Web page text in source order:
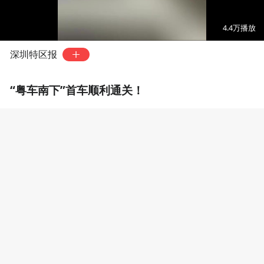
00:58
4.4万播放
深圳特区报
“粤车南下”首车顺利通关！